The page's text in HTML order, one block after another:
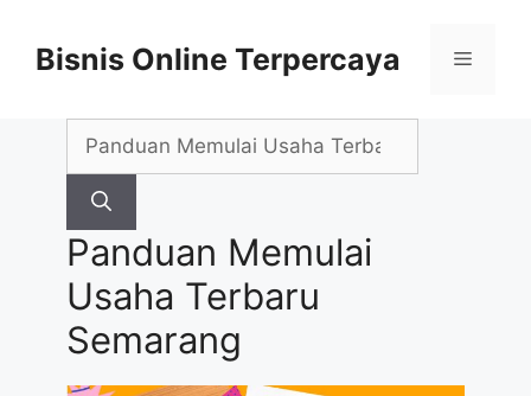
contentBisnis Online Terpercaya Menu
Search
Panduan Memulai
Usaha Terbaru
Semarang